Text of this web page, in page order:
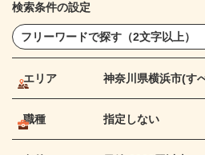
検索条件の設定
エリア 神奈川県横浜市(す
職種 指定しない